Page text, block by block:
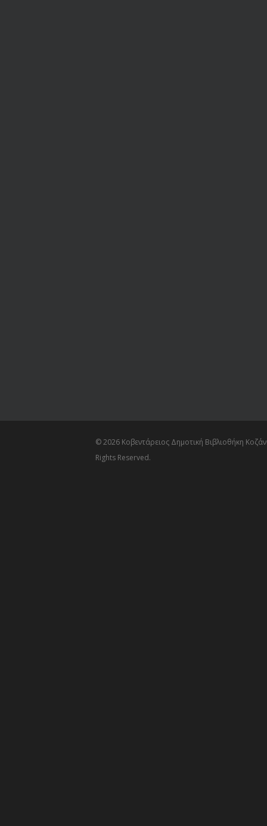
© 2026 Κοβεντάρειος Δημοτική Βιβλιοθήκη
Rights Reserved.